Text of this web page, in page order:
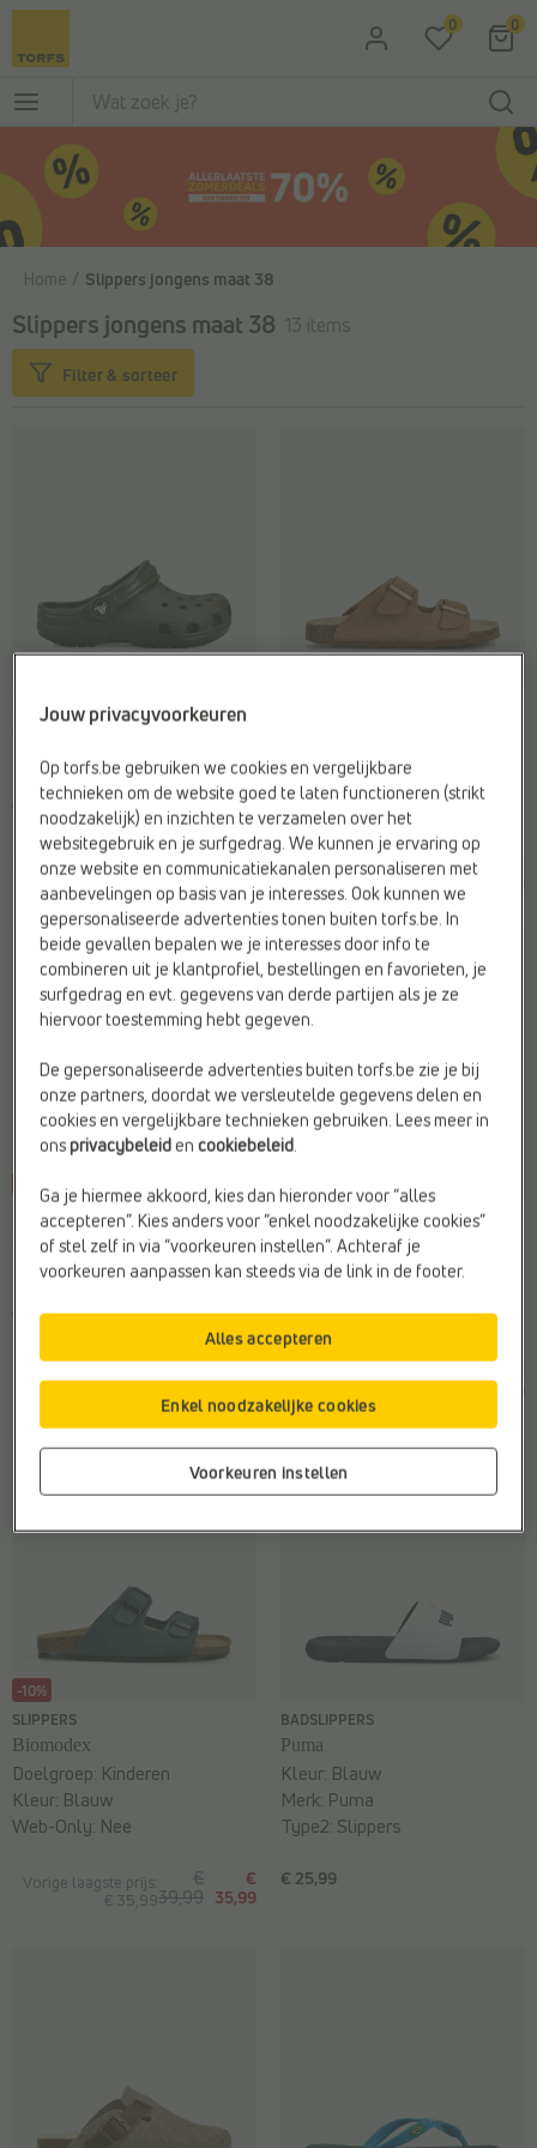
Ga naar de hoofdinhoud 0 0
Home Slippers jongens maat 38
Slippers jongens maat 38 13 items
Filter & sorteer
SLIPPERS
€ 39,99
Draagcomfort:Antibacterieel
Kleur:Groen
Web-Only:Ja
Vorige laagste prijs:
€ 44,99
€
49,99
Sluiting:Gesp
Type2:Slippers
Web-Only:Nee
-20%
SLIPPERS
Little David
Vorige laagste prijs:
Doelgroep:Kinderen
Web-Only:Nee
-10%
SLIPPERS
Milo & Mila
Vorige laagste prijs:
35,99
Draagcomfort:Kurken zool
Type2:Slippers
-10%
SLIPPERS
Biomodex
Vorige laagste prijs:
€ 35,99
€
39,99
€
35,99
Doelgroep: Kinderen
Kleur: Blauw
Web-Only: Nee
BADSLIPPERS
Puma
€ 25,99
Kleur: Blauw
Merk: Puma
Type2: Slippers
Jouw privacyvoorkeuren
Op torfs.be gebruiken we cookies en vergelijkbare
technieken om de website goed te laten functioneren (strikt
noodzakelijk) en inzichten te verzamelen over het
websitegebruik en je surfgedrag. We kunnen je ervaring op
onze website en communicatiekanalen personaliseren met
aanbevelingen op basis van je interesses. Ook kunnen we
gepersonaliseerde advertenties tonen buiten torfs.be. In
beide gevallen bepalen we je interesses door info te
combineren uit je klantprofiel, bestellingen en favorieten, je
surfgedrag en evt. gegevens van derde partijen als je ze
hiervoor toestemming hebt gegeven.
De gepersonaliseerde advertenties buiten torfs.be zie je bij
onze partners, doordat we versleutelde gegevens delen en
cookies en vergelijkbare technieken gebruiken. Lees meer in
onsprivacybeleidencookiebeleid.
Ga je hiermee akkoord, kies dan hieronder voor “alles
accepteren”. Kies anders voor “enkel noodzakelijke cookies”
of stel zelf in via “voorkeuren instellen”. Achteraf je
voorkeuren aanpassen kan steeds via de link in de footer.
Voorkeuren instellen
Enkel noodzakelijke cookies
Alles accepteren